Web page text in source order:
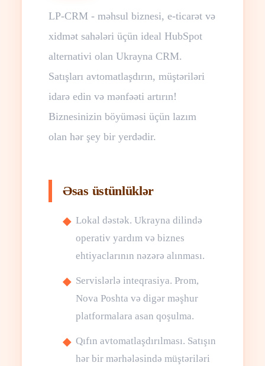
LP-CRM - məhsul biznesi, e-ticarət və
xidmət sahələri üçün ideal HubSpot
alternativi olan Ukrayna CRM.
Satışları avtomatlaşdırın, müştəriləri
idarə edin və mənfəəti artırın!
Biznesinizin böyüməsi üçün lazım
olan hər şey bir yerdədir.
Əsas üstünlüklər
Lokal dəstək. Ukrayna dilində
operativ yardım və biznes
ehtiyaclarının nəzərə alınması.
Servislərlə inteqrasiya. Prom,
Nova Poshta və digər məşhur
platformalara asan qoşulma.
Qıfın avtomatlaşdırılması. Satışın
hər bir mərhələsində müştəriləri